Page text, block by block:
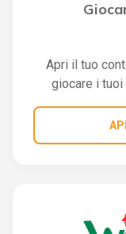
Apri il tuo
giocare i tuoi